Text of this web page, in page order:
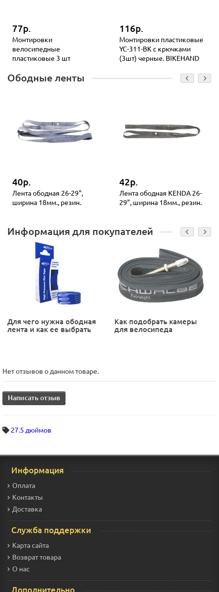
77р.
Монтировки
велосипедные
пластиковые 3 шт
116р.
Монтировки пластиковые
YC-311-BK с крючками
(3шт) черные. BIKEHAND
Ободные ленты
40р.
Лента ободная 26-29",
ширина 18мм., резин.
42р.
Лента ободная KENDA 26-
29", ширина 18мм., резин.
Информация для покупателей
Для чего нужна ободная
лента и как ее выбрать
Как подобрать камеры
для велосипеда
Нет отзывов о данном товаре.
Написать отзыв
27.5 дюймов
Информация
Оплата
Контакты
Доставка
Служба поддержки
Карта сайта
Возврат товара
О нас
Дополнительно